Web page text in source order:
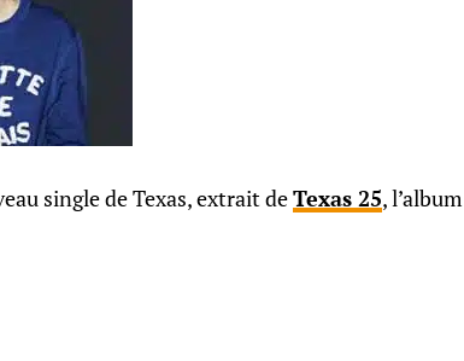
single de Texas, extrait deTexas 25, l’album